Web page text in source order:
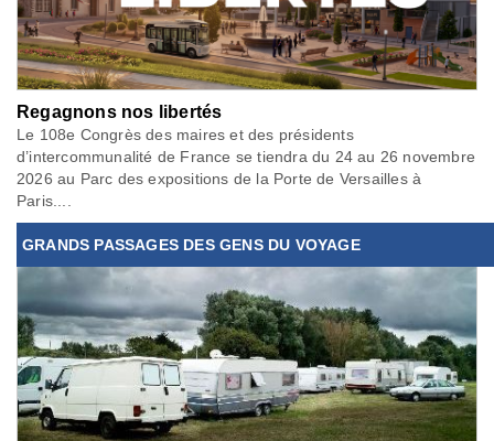
Regagnons nos libertés
Le 108e Congrès des maires et des présidents
d’intercommunalité de France se tiendra du 24 au 26 novembre
2026 au Parc des expositions de la Porte de Versailles à
Paris....
GRANDS PASSAGES DES GENS DU VOYAGE